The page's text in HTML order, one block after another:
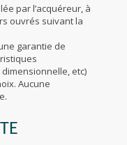
par l’acquéreur, à
ouvrés suivant la
garantie de
etc)
Aucune